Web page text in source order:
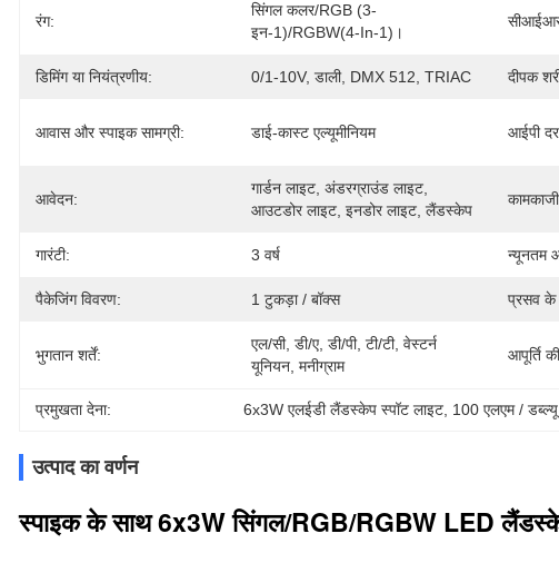
रंग:
सिंगल कलर/RGB (3-
इन-1)/RGBW(4-In-1)।
डिमिंग या नियंत्रणीय: 0/1-10V, डाली, DMX 512, TRIAC दीपक
आवास और स्पाइक सामग्री: डाई-कास्ट एल्यूमीनियम आईपी
आवेदन:
गार्डन लाइट, अंडरग्राउंड लाइट,
आउटडोर लाइट, इनडोर लाइट, लैंडस्केप
गारंटी: 3 वर्ष न्यूनतम
पैकेजिंग विवरण: 1 टुकड़ा / बॉक्स प्रसव के
भुगतान शर्तें:
एल/सी, डी/ए, डी/पी, टी/टी, वेस्टर्न
यूनियन, मनीग्राम
आपूर्ति
प्रमुखता देना: 6x3W एलईडी लैंडस्केप स्पॉट लाइट 100 एलएम /
उत्पाद का वर्णन
स्पाइक के साथ 6x3W सिंगल/RGB/RGBW LED